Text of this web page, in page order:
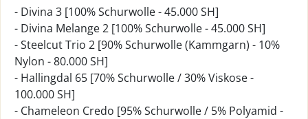
- Divina 3 [100% Schurwolle - 45.000 SH]
- Divina Melange 2 [100% Schurwolle - 45.000 SH]
- Steelcut Trio 2 [90% Schurwolle (Kammgarn) - 10%
Nylon - 80.000 SH]
- Hallingdal 65 [70% Schurwolle / 30% Viskose -
100.000 SH]
- Chameleon Credo [95% Schurwolle / 5% Polyamid -